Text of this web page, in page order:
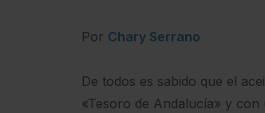
Por Chary Serrano
De todos es sabido que el
«Tesoro de Andalucía» y